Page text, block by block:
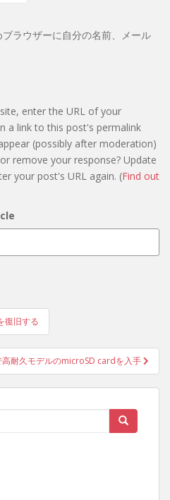
ラウザーに自分の名前、メール
enter the URL of your
a link to this post's permalink
(possibly after moderation)
remove your response? Update
your post's URL again. (Find out
復旧する
耐久モデルのmicroSD cardを入手